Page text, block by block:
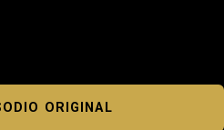
ORIGINAL